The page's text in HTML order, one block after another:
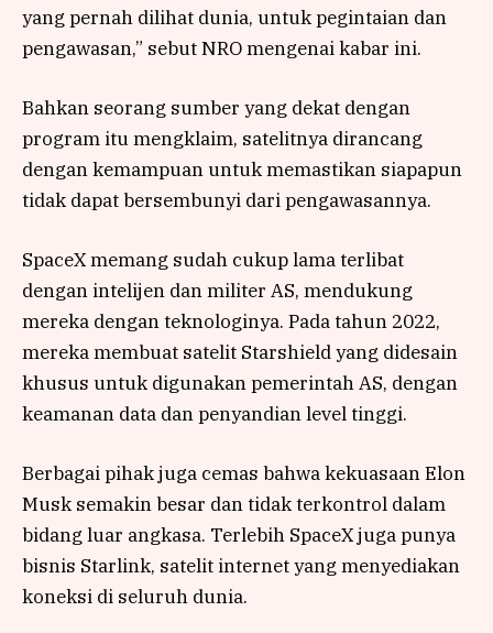
yang pernah dilihat dunia, untuk pegintaian dan
pengawasan,” sebut NRO mengenai kabar ini.
Bahkan seorang sumber yang dekat dengan
program itu mengklaim, satelitnya dirancang
dengan kemampuan untuk memastikan siapapun
tidak dapat bersembunyi dari pengawasannya.
SpaceX memang sudah cukup lama terlibat
dengan intelijen dan militer AS, mendukung
mereka dengan teknologinya. Pada tahun 2022,
mereka membuat satelit Starshield yang didesain
khusus untuk digunakan pemerintah AS, dengan
keamanan data dan penyandian level tinggi.
Berbagai pihak juga cemas bahwa kekuasaan Elon
Musk semakin besar dan tidak terkontrol dalam
bidang luar angkasa. Terlebih SpaceX juga punya
bisnis Starlink, satelit internet yang menyediakan
koneksi di seluruh dunia.